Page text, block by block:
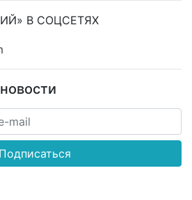
В СОЦСЕТЯХ
Подписаться